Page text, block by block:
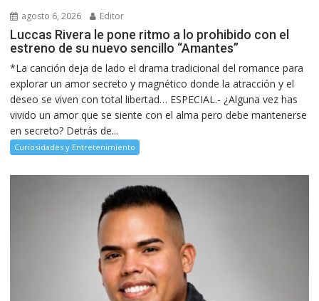
agosto 6, 2026 Editor
Luccas Rivera le pone ritmo a lo prohibido con el
estreno de su nuevo sencillo “Amantes”
*La canción deja de lado el drama tradicional del romance para
explorar un amor secreto y magnético donde la atracción y el
deseo se viven con total libertad… ESPECIAL.- ¿Alguna vez has
vivido un amor que se siente con el alma pero debe mantenerse
en secreto? Detrás de...
Curiosidades y Entretenimiento